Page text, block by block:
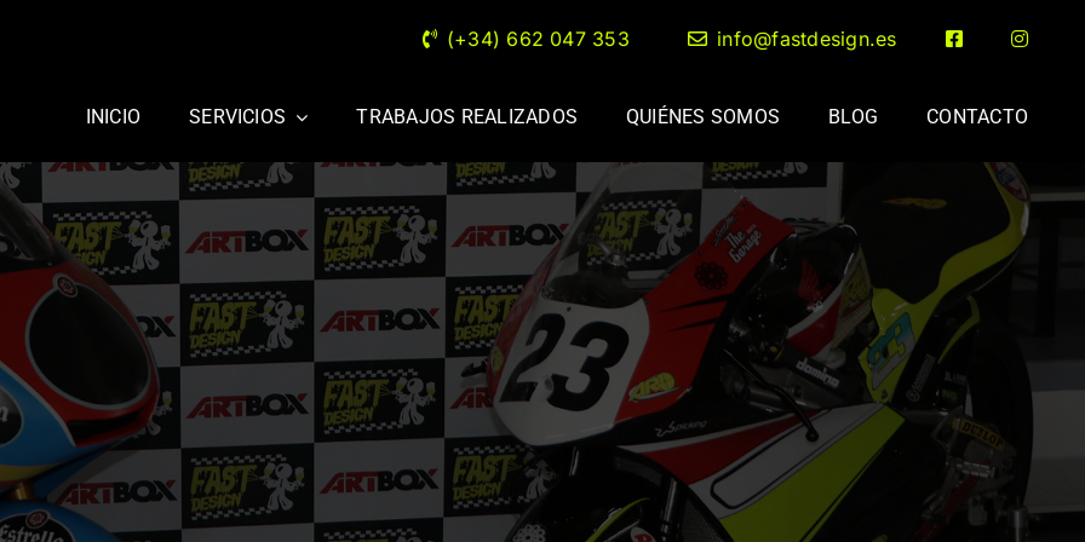
(+34) 662 047 353 info@fastdesign.es
INICIO SERVICIOS TRABAJOS REALIZADOS QUIÉNES SOMOS BLOG CONTACTO